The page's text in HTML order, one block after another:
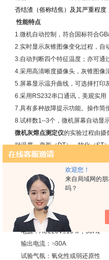
欢迎您！
来自局域网的
吗？
否结渣（俗称结焦）及其严重程度
性能特点
1.微机自动控制，符合国标符合
2.实时显示灰锥图像变化过程，自
3.自动判断四个特征温度；亦可通
4.采用高清晰度摄像头，灰锥图像
5.屏幕显示温升曲线，可选择打印
6.采用 RS232串口通讯，美观实用
7.具有多种故障提示功能。操作简
8.试样数1--3个，微机屏幕自动显
微机灰熔点测定仪的实验过程由摄
融温度、变形（DT）、软化（ST
转，取放方便。
测量范围：0-1600℃，分辨率1
升温速度：900
900
测量误差：±3℃
电源： AC220V±10 ％， 50Hz
输出电流：≯30A
试验气氛：氧化性或弱还原性